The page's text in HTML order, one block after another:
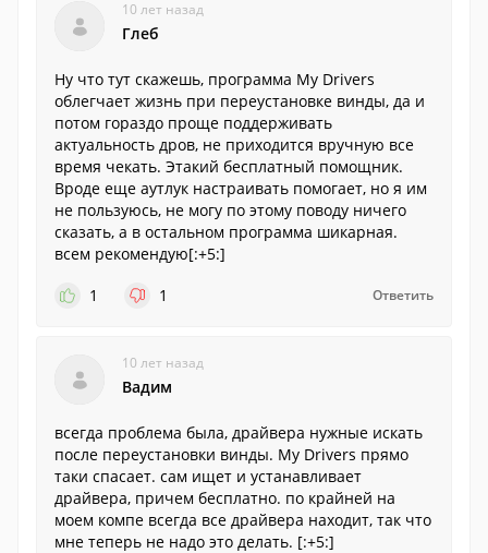
10 лет назад
Глеб
Ну что тут скажешь, программа My Drivers
облегчает жизнь при переустановке винды, да и
потом гораздо проще поддерживать
актуальность дров, не приходится вручную все
время чекать. Этакий бесплатный помощник.
Вроде еще аутлук настраивать помогает, но я им
не пользуюсь, не могу по этому поводу ничего
сказать, а в остальном программа шикарная.
всем рекомендую[:+5:]
1
1 Ответить
10 лет назад
Вадим
всегда проблема была, драйвера нужные искать
после переустановки винды. My Drivers прямо
таки спасает. сам ищет и устанавливает
драйвера, причем бесплатно. по крайней на
моем компе всегда все драйвера находит, так что
мне теперь не надо это делать. [:+5:]